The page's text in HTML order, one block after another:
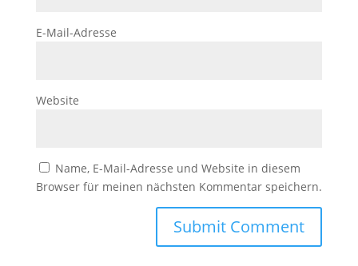
E-Mail-Adresse
Website
Name, E-Mail-Adresse und Website in diesem
Browser für meinen nächsten Kommentar speichern.